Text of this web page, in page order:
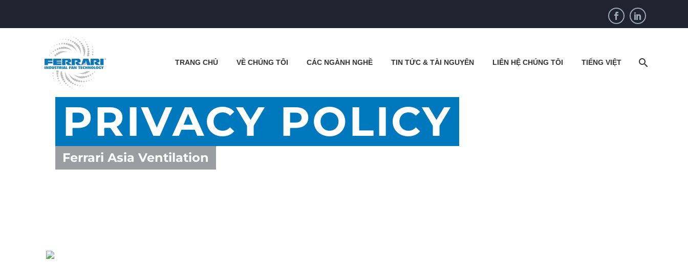
TRANG CHỦ VỀ CHÚNG TÔI CÁC NGÀNH NGHỀ TIN TỨC & TÀI NGUYÊN LIÊN HỆ CHÚNG TÔI TIẾNG VIỆT
PRIVACY POLICY
Ferrari Asia Ventilation